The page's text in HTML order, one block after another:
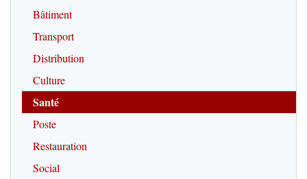
Bâtiment
Transport
Distribution
Culture
Santé
Poste
Restauration
Social